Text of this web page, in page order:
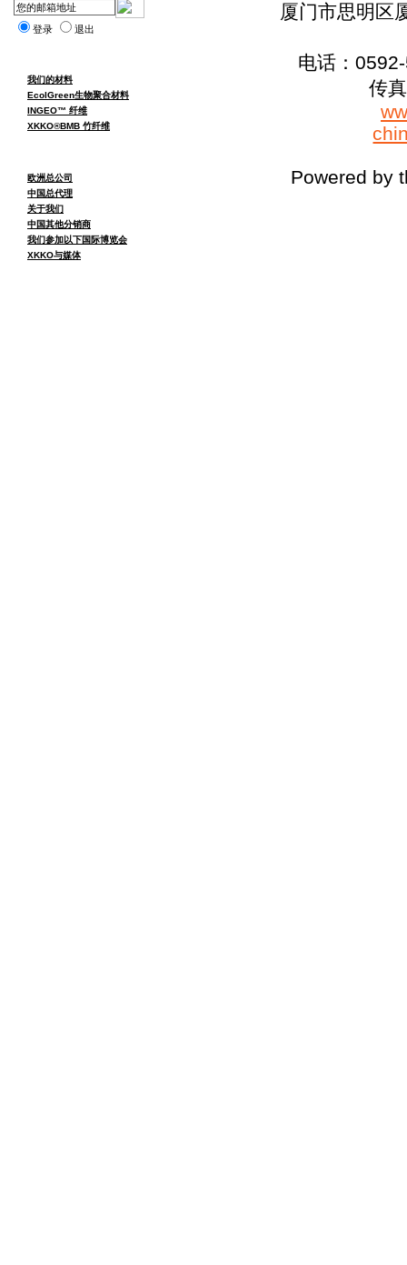
登录 退出
我们的材料
EcolGreen生物聚合材料
INGEO™ 纤维
XKKO®BMB 竹纤维
欧洲总公司
中国总代理
关于我们
中国其他分销商
我们参加以下国际博览会
XKKO与媒体
厦门市思明区
电话：
传
Powered by